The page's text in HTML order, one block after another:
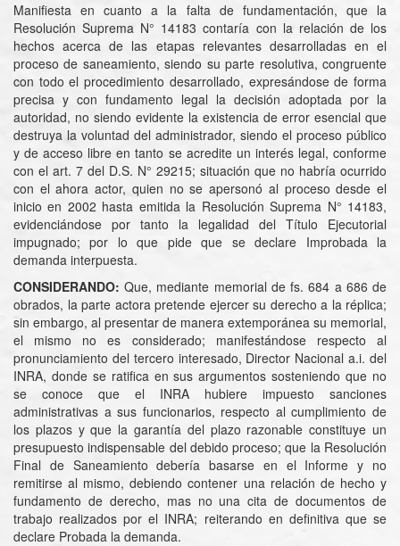
Manifiesta en cuanto a la falta de fundamentación, que la
Resolución Suprema N° 14183 contaría con la relación de los
hechos acerca de las etapas relevantes desarrolladas en el
proceso de saneamiento, siendo su parte resolutiva, congruente
con todo el procedimiento desarrollado, expresándose de forma
precisa y con fundamento legal la decisión adoptada por la
autoridad, no siendo evidente la existencia de error esencial que
destruya la voluntad del administrador, siendo el proceso público
y de acceso libre en tanto se acredite un interés legal, conforme
con el art. 7 del D.S. N° 29215; situación que no habría ocurrido
con el ahora actor, quien no se apersonó al proceso desde el
inicio en 2002 hasta emitida la Resolución Suprema N° 14183,
evidenciándose por tanto la legalidad del Título Ejecutorial
impugnado; por lo que pide que se declare Improbada la
demanda interpuesta.
CONSIDERANDO:Que, mediante memorial de fs. 684 a 686 de
obrados, la parte actora pretende ejercer su derecho a la réplica;
sin embargo, al presentar de manera extemporánea su memorial,
el mismo no es considerado; manifestándose respecto al
pronunciamiento del tercero interesado, Director Nacional a.i. del
INRA, donde se ratifica en sus argumentos sosteniendo que no
se conoce que el INRA hubiere impuesto sanciones
administrativas a sus funcionarios, respecto al cumplimiento de
los plazos y que la garantía del plazo razonable constituye un
presupuesto indispensable del debido proceso; que la Resolución
Final de Saneamiento debería basarse en el Informe y no
remitirse al mismo, debiendo contener una relación de hecho y
fundamento de derecho, mas no una cita de documentos de
trabajo realizados por el INRA; reiterando en definitiva que se
declare Probada la demanda.